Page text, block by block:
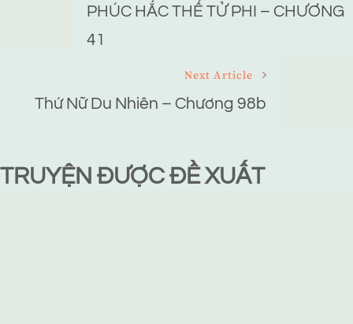
NavigationPHÚC HẮC THẾ TỬ PHI – CHƯƠNG
41
Next Article
Thứ Nữ Du Nhiên – Chương 98b
TRUYỆN ĐƯỢC ĐỀ XUẤT